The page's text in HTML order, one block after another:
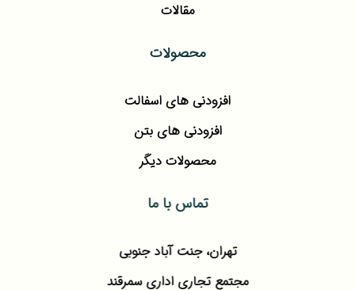
مقالات
محصولات
افزودنی های اسفالت
افزودنی های بتن
محصولات دیگر
تماس با ما
تهران، جنت آباد جنوبی
مجتمع تجاری اداری سمرقند